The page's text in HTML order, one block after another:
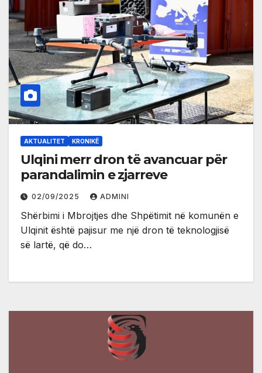
AKTUALITET KRONIKË
Ulqini merr dron të avancuar për
parandalimin e zjarreve
02/09/2025 ADMINI
Shërbimi i Mbrojtjes dhe Shpëtimit në komunën e
Ulqinit është pajisur me një dron të teknologjisë
së lartë, që do…